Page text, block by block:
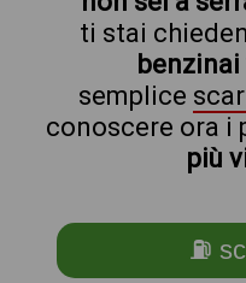
ti stai
semplice
conoscere ora i
più
⛽